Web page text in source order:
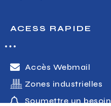
ACESS RAPIDE
Accès Webmail
Zones industrielles
Soumettre un besoin